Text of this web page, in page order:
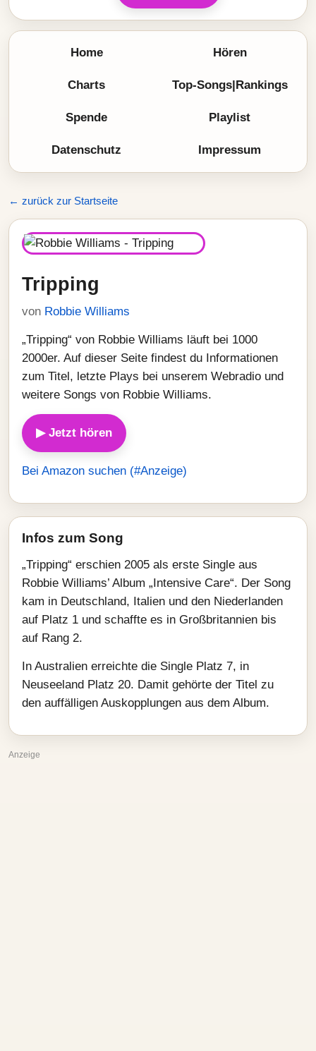
Home Hören
Charts Top-Songs|Rankings
Spende Playlist
Datenschutz Impressum
← zurück zur Startseite
Tripping
von Robbie Williams
„Tripping“ von Robbie Williams läuft bei 1000
2000er. Auf dieser Seite findest du Informationen
zum Titel, letzte Plays bei unserem Webradio und
weitere Songs von Robbie Williams.
▶ Jetzt hören
Bei Amazon suchen (#Anzeige)
Infos zum Song
„Tripping“ erschien 2005 als erste Single aus
Robbie Williams’ Album „Intensive Care“. Der Song
kam in Deutschland, Italien und den Niederlanden
auf Platz 1 und schaffte es in Großbritannien bis
auf Rang 2.
In Australien erreichte die Single Platz 7, in
Neuseeland Platz 20. Damit gehörte der Titel zu
den auffälligen Auskopplungen aus dem Album.
Anzeige